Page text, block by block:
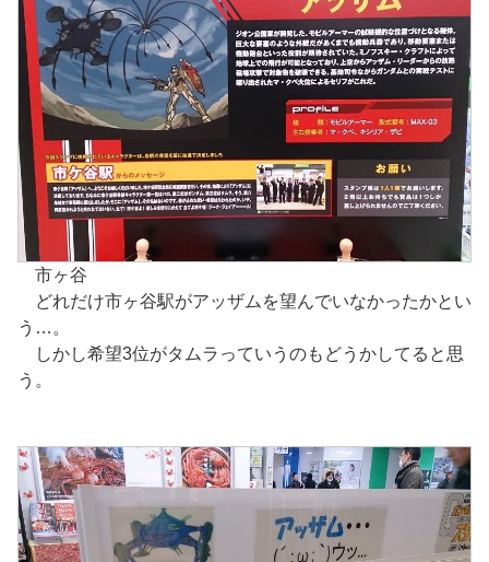
市ヶ谷
どれだけ市ヶ谷駅がアッザムを望んでいなかったかとい
う…。
しかし希望3位がタムラっていうのもどうかしてると思
う。